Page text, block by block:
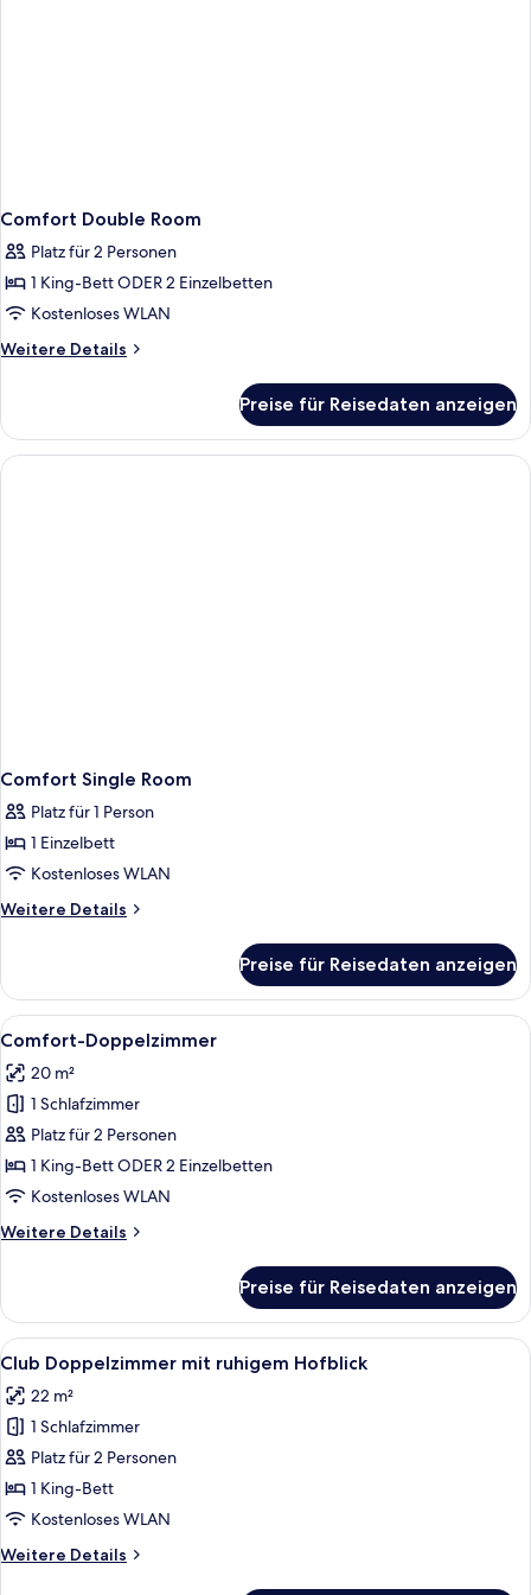
Comfort Double Room
Platz für 2 Personen
1 King-Bett ODER 2 Einzelbetten
Kostenloses WLAN
Weitere Details
Weitere
Double
Room
Preise für Reisedaten anzeigen
Comfort Single Room
Platz für 1 Person
1 Einzelbett
Kostenloses WLAN
Weitere Details
Weitere
Single
Room
Preise für Reisedaten anzeigen
Alle
Fotos
für
Comfort-
Doppelzimmer
anzeigen
Ein Hotelzimmer mit zwei
22
Comfort-Doppelzimmer
20 m²
1 Schlafzimmer
Platz für 2 Personen
1 King-Bett ODER 2 Einzelbetten
Kostenloses WLAN
Weitere Details
Weitere
Doppelzimmer
Preise für Reisedaten anzeigen
Alle
Fotos
für
Club
Doppelzimmer
mit
ruhigem
anzeigen
Ein Hotelzimmer mit Himmelbett,
14
Club Doppelzimmer mit ruhigem Hofblick
22 m²
1 Schlafzimmer
Platz für 2 Personen
1 King-Bett
Kostenloses WLAN
Weitere Details
Weitere